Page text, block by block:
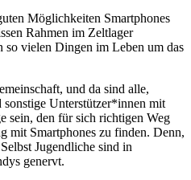
Möglichkeiten Smartphones
Rahmen im Zeltlager
so vielen Dingen im Leben um das
und da sind alle,
Unterstützer*innen mit
sein, den für sich richtigen Weg
mit Smartphones zu finden. Denn,
Jugendliche sind in
genervt.